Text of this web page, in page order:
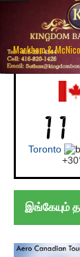
Markham &
Canada
Toronto
+
இங்கேயும்